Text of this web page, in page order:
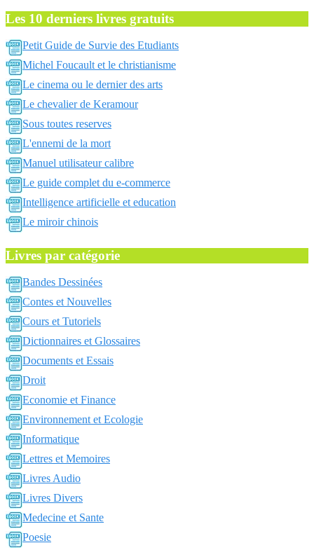
Les 10 derniers livres gratuits
Petit Guide de Survie des Etudiants
Michel Foucault et le christianisme
Le cinema ou le dernier des arts
Le chevalier de Keramour
Sous toutes reserves
L'ennemi de la mort
Manuel utilisateur calibre
Le guide complet du e-commerce
Intelligence artificielle et education
Le miroir chinois
Livres par catégorie
Bandes Dessinées
Contes et Nouvelles
Cours et Tutoriels
Dictionnaires et Glossaires
Documents et Essais
Droit
Economie et Finance
Environnement et Ecologie
Informatique
Lettres et Memoires
Livres Audio
Livres Divers
Medecine et Sante
Poesie